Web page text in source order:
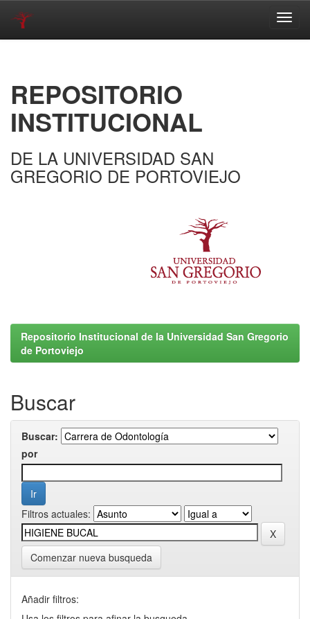
REPOSITORIO
INSTITUCIONAL
DE LA UNIVERSIDAD SAN
GREGORIO DE PORTOVIEJO
Repositorio Institucional de la Universidad San Gregorio
de Portoviejo
Buscar
Buscar:
por
Filtros actuales:
Comenzar nueva busqueda
Añadir filtros: